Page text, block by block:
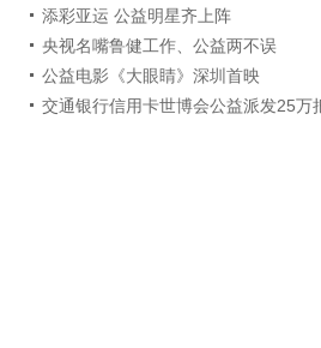
添彩亚运 公益明星齐上阵
央视名嘴鲁健工作、公益两不误
公益电影《大眼睛》深圳首映
交通银行信用卡世博会公益派发25万